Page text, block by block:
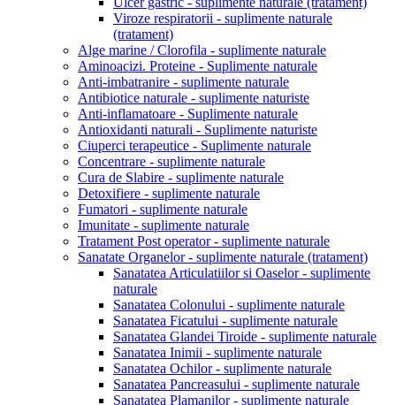
Viroze respiratorii - suplimente naturale
(tratament)
Alge marine / Clorofila - suplimente naturale
Aminoacizi. Proteine - Suplimente naturale
Anti-imbatranire - suplimente naturale
Antibiotice naturale - suplimente naturiste
Anti-inflamatoare - Suplimente naturale
Antioxidanti naturali - Suplimente naturiste
Ciuperci terapeutice - Suplimente naturale
Concentrare - suplimente naturale
Cura de Slabire - suplimente naturale
Detoxifiere - suplimente naturale
Fumatori - suplimente naturale
Imunitate - suplimente naturale
Tratament Post operator - suplimente naturale
Sanatate Organelor - suplimente naturale (tratament)
Sanatatea Articulatiilor si Oaselor - suplimente
naturale
Sanatatea Colonului - suplimente naturale
Sanatatea Ficatului - suplimente naturale
Sanatatea Glandei Tiroide - suplimente naturale
Sanatatea Inimii - suplimente naturale
Sanatatea Ochilor - suplimente naturale
Sanatatea Pancreasului - suplimente naturale
Sanatatea Plamanilor - suplimente naturale